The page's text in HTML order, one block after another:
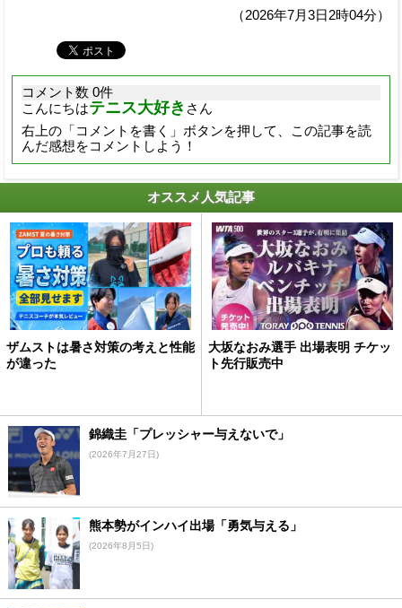
（2026年7月3日2時04分）
コメント数 0件
こんにちはテニス大好き さん
右上の「コメントを書く」ボタンを押して、この記事を読
んだ感想をコメントしよう！
オススメ人気記事
ザムストは暑さ対策の考えと性能
が違った
大坂なおみ選手 出場表明 チケッ
ト先行販売中
錦織圭「プレッシャー与えないで」
(2026年7月27日)
熊本勢がインハイ出場「勇気与える」
(2026年8月5日)